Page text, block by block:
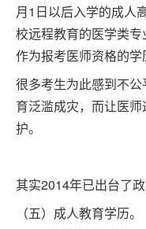
月1日以后入学的成人
校远程教育的医学类
作为报考医师资格的学
很多考生为此感到不
育泛滥成灾，而让医
护。
其实2014年已出台了政
（五）成人教育学历。